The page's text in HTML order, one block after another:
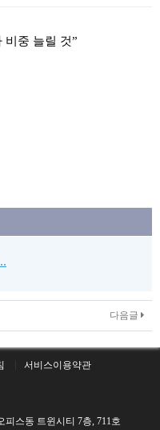
비중 늘릴 것”
다음글
서비스이용약관
피스동 트윈시티 7층, 711호